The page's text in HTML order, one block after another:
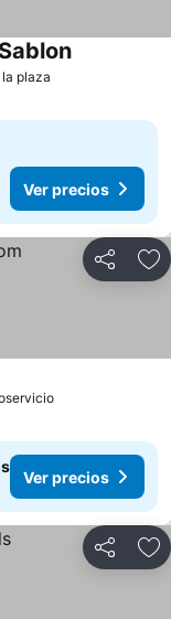
plaza
Ver precios
Ver precios
Compartir
Ver precios
Ver precios
Compartir